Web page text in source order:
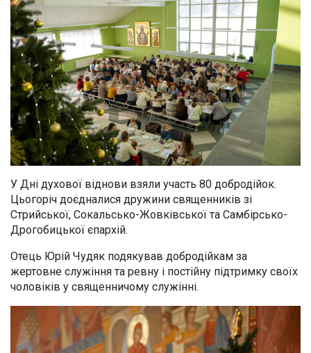
У Дні духової віднови взяли участь 80 добродійок.
Цьогоріч доєдналися дружини священників зі
Стрийської, Сокальсько-Жовківської та Самбірсько-
Дрогобицької єпархій.
Отець Юрій Чудяк подякував добродійкам за
жертовне служіння та ревну і постійну підтримку своїх
чоловіків у священничому служінні.